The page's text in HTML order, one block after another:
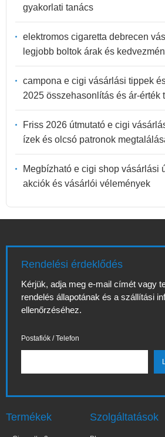
gyakorlati tanács
elektromos cigaretta debrecen
legjobb boltok árak és
campona e cigi vásárlási tippek
2025 összehasonlítás és ár-érték
Friss 2026 útmutató e cigi
ízek és olcsó patronok
Megbízható e cigi shop vásárlási
akciók és vásárlói vélemények
Rendelési érdeklődés
Kérjük, adja meg e-mail címét vagy
rendelés állapotának és a szállítási
ellenőrzéséhez.
Postafiók / Telefon
Termékek Szolgáltatások